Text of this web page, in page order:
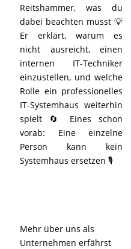
Reitshammer, was du
dabei beachten musst 💡
Er erklärt, warum es
nicht ausreicht, einen
internen IT-Techniker
einzustellen, und welche
Rolle ein professionelles
IT-Systemhaus weiterhin
spielt 🔄 Eines schon
vorab: Eine einzelne
Person kann kein
Systemhaus ersetzen 🎙️
Mehr über uns als
Unternehmen erfährst